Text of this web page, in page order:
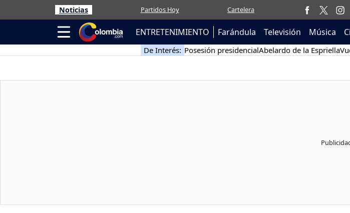
Noticias Partidos Hoy Cartelera
ENTRETENIMIENTO Farándula Televisión Música
De Interés: Posesión presidencialAbelardo de la Espriella